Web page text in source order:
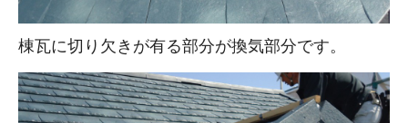
棟瓦に切り欠きが有る部分が換気部分です。